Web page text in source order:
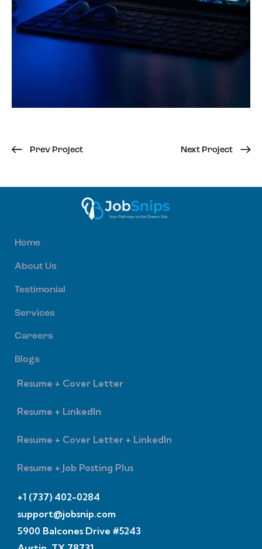
Prev Project Next Project
Home
About Us
Testimonial
Services
Careers
Blogs
Resume + Cover Letter
Resume + LinkedIn
Resume + Cover Letter + LinkedIn
Resume + Job Posting Plus
+1 (737) 402-0284
support@jobsnip.com
5900 Balcones Drive #5243